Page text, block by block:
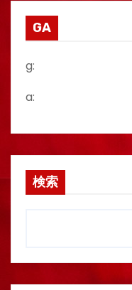
GA
g:
a:
検索